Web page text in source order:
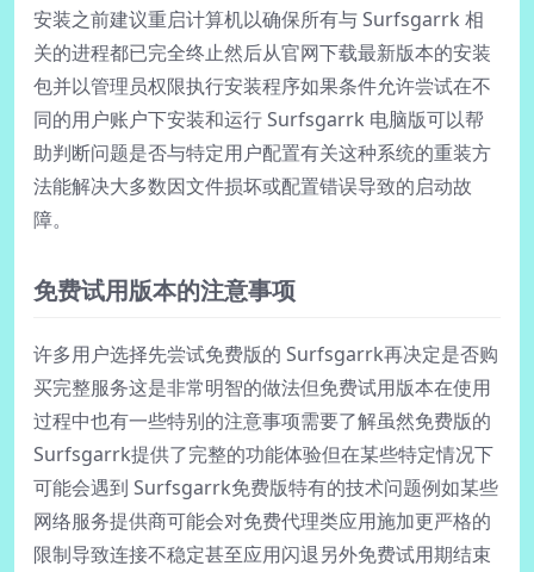
安装之前建议重启计算机以确保所有与 Surfsgarrk 相
关的进程都已完全终止然后从官网下载最新版本的安装
包并以管理员权限执行安装程序如果条件允许尝试在不
同的用户账户下安装和运行 Surfsgarrk 电脑版可以帮
助判断问题是否与特定用户配置有关这种系统的重装方
法能解决大多数因文件损坏或配置错误导致的启动故
障。
免费试用版本的注意事项
许多用户选择先尝试免费版的 Surfsgarrk再决定是否购
买完整服务这是非常明智的做法但免费试用版本在使用
过程中也有一些特别的注意事项需要了解虽然免费版的
Surfsgarrk提供了完整的功能体验但在某些特定情况下
可能会遇到 Surfsgarrk免费版特有的技术问题例如某些
网络服务提供商可能会对免费代理类应用施加更严格的
限制导致连接不稳定甚至应用闪退另外免费试用期结束